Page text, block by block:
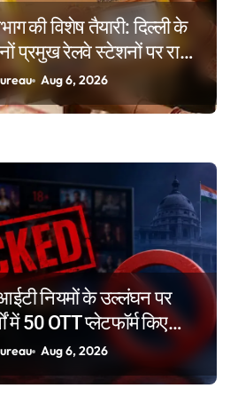
की विशेष तैयारी: दिल्ली के
प्रमुख रेलवे स्टेशनों पर राखी
Aug 6, 2026
नियमों के उल्लंघन पर
में 50 OTT प्लेटफॉर्म किए
Aug 6, 2026